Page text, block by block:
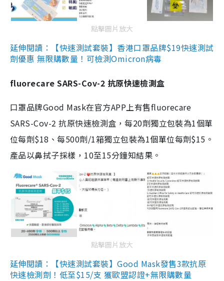
點擊圖片放大
延伸閱讀：【快速測試套裝】香港口罩品牌$19快速測試
劑優惠 無限購數量！可檢測Omicron病毒
fluorecare SARS-Cov-2 抗原快速檢測盒
口罩品牌Good Mask在官方APP上有售fluorecare
SARS-Cov-2 抗原快速檢測盒，每20劑獨立包裝為1個單
位每劑$18、每500劑/1箱獨立包裝為1個單位每劑$15。
產品以鼻拭子採樣，10至15分鐘知結果。
點擊圖片放大
延伸閱讀：【快速測試套裝】Good Mask發售3款抗原
快速檢測劑！低至$15/支 獲歐盟認證+無限購數量